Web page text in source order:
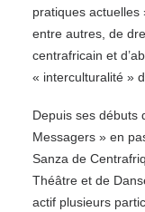
pratiques
entre autres, de
centrafricain et
« interculturalité »
Depuis ses débuts
Messagers » en
Sanza de
Théâtre et de
actif plusieurs